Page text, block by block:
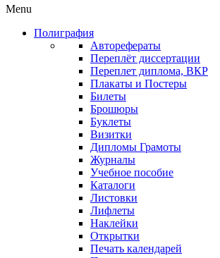
Menu
Полиграфия
Авторефераты
Переплёт диссертации
Переплет диплома, ВКР
Плакаты и Постеры
Билеты
Брошюры
Буклеты
Визитки
Дипломы Грамоты
Журналы
Учебное пособие
Каталоги
Листовки
Лифлеты
Наклейки
Открытки
Печать календарей